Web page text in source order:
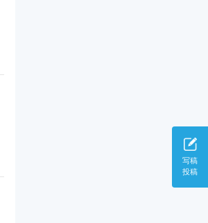
写稿
投稿